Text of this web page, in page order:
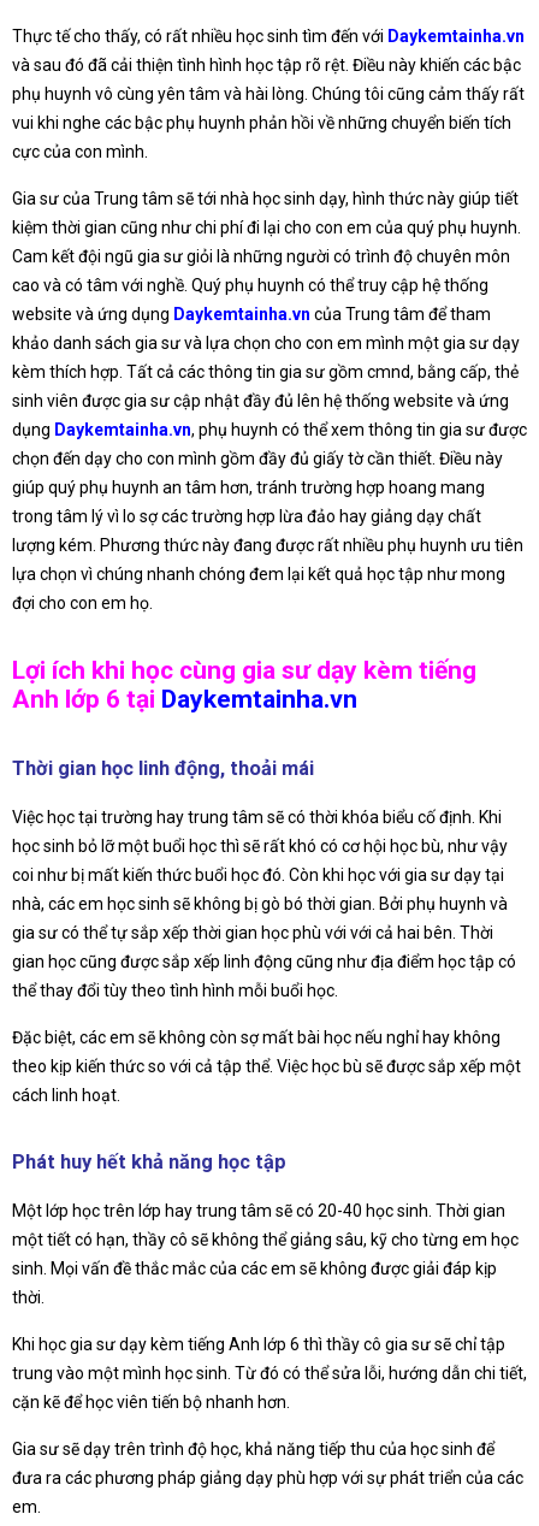
Thực tế cho thấy, có rất nhiều học sinh tìm đến với Daykemtainha.vn
và sau đó đã cải thiện tình hình học tập rõ rệt. Điều này khiến các bậc
phụ huynh vô cùng yên tâm và hài lòng. Chúng tôi cũng cảm thấy rất
vui khi nghe các bậc phụ huynh phản hồi về những chuyển biến tích
cực của con mình.
Gia sư của Trung tâm sẽ tới nhà học sinh dạy, hình thức này giúp tiết
kiệm thời gian cũng như chi phí đi lại cho con em của quý phụ huynh.
Cam kết đội ngũ gia sư giỏi là những người có trình độ chuyên môn
cao và có tâm với nghề. Quý phụ huynh có thể truy cập hệ thống
website và ứng dụng Daykemtainha.vn của Trung tâm để tham
khảo danh sách gia sư và lựa chọn cho con em mình một gia sư dạy
kèm thích hợp. Tất cả các thông tin gia sư gồm cmnd, bằng cấp, thẻ
sinh viên được gia sư cập nhật đầy đủ lên hệ thống website và ứng
dụng Daykemtainha.vn, phụ huynh có thể xem thông tin gia sư được
chọn đến dạy cho con mình gồm đầy đủ giấy tờ cần thiết. Điều này
giúp quý phụ huynh an tâm hơn, tránh trường hợp hoang mang
trong tâm lý vì lo sợ các trường hợp lừa đảo hay giảng dạy chất
lượng kém. Phương thức này đang được rất nhiều phụ huynh ưu tiên
lựa chọn vì chúng nhanh chóng đem lại kết quả học tập như mong
đợi cho con em họ.
Lợi ích khi học cùng gia sư dạy kèm tiếng
Anh lớp 6 tại Daykemtainha.vn
Thời gian học linh động, thoải mái
Việc học tại trường hay trung tâm sẽ có thời khóa biểu cố định. Khi
học sinh bỏ lỡ một buổi học thì sẽ rất khó có cơ hội học bù, như vậy
coi như bị mất kiến thức buổi học đó. Còn khi học với gia sư dạy tại
nhà, các em học sinh sẽ không bị gò bó thời gian. Bởi phụ huynh và
gia sư có thể tự sắp xếp thời gian học phù với với cả hai bên. Thời
gian học cũng được sắp xếp linh động cũng như địa điểm học tập có
thể thay đổi tùy theo tình hình mỗi buổi học.
Đặc biệt, các em sẽ không còn sợ mất bài học nếu nghỉ hay không
theo kịp kiến thức so với cả tập thể. Việc học bù sẽ được sắp xếp một
cách linh hoạt.
Phát huy hết khả năng học tập
Một lớp học trên lớp hay trung tâm sẽ có 20-40 học sinh. Thời gian
một tiết có hạn, thầy cô sẽ không thể giảng sâu, kỹ cho từng em học
sinh. Mọi vấn đề thắc mắc của các em sẽ không được giải đáp kịp
thời.
Khi học gia sư dạy kèm tiếng Anh lớp 6 thì thầy cô gia sư sẽ chỉ tập
trung vào một mình học sinh. Từ đó có thể sửa lỗi, hướng dẫn chi tiết,
cặn kẽ để học viên tiến bộ nhanh hơn.
Gia sư sẽ dạy trên trình độ học, khả năng tiếp thu của học sinh để
đưa ra các phương pháp giảng dạy phù hợp với sự phát triển của các
em.